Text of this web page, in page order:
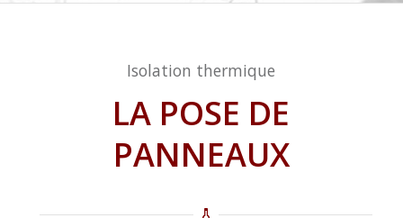
Isolation thermique
LA POSE DE
PANNEAUX